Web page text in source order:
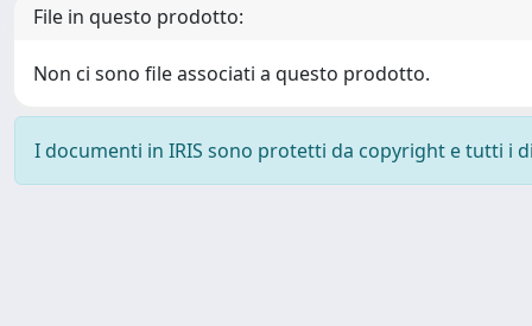
File in questo prodotto:
Non ci sono file associati a questo prodotto.
I documenti in IRIS sono protetti da copyright e tutti i